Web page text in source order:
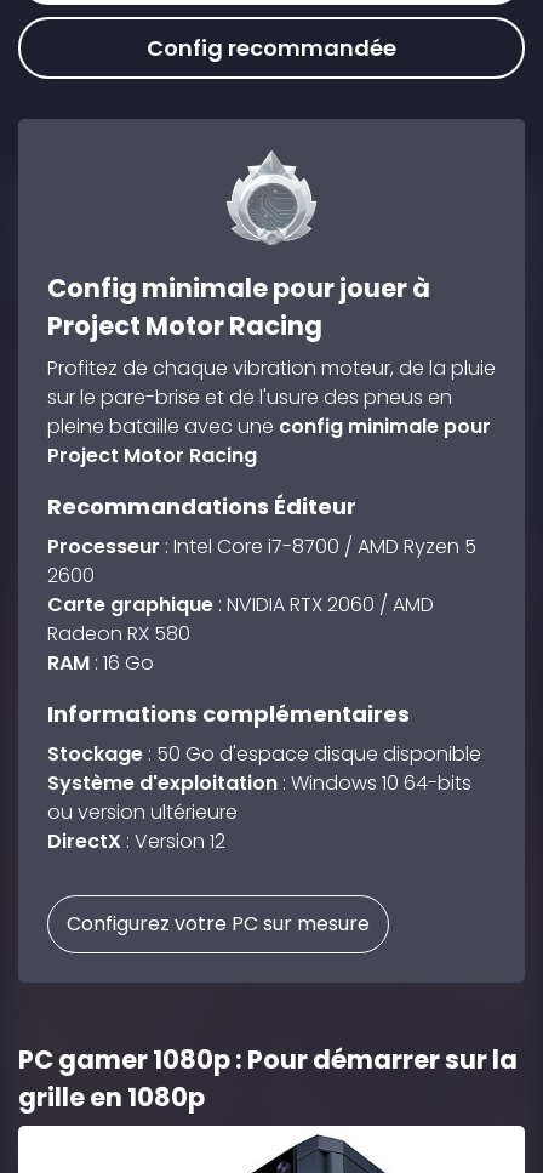
Config recommandée
Config minimale pour jouer à
Project Motor Racing
Profitez de chaque vibration moteur, de la pluie
sur le pare-brise et de l'usure des pneus en
pleine bataille avec une config minimale pour
Project Motor Racing
Recommandations Éditeur
Processeur : Intel Core i7-8700 / AMD Ryzen 5
2600
Carte graphique : NVIDIA RTX 2060 / AMD
Radeon RX 580
RAM : 16 Go
Informations complémentaires
Stockage : 50 Go d'espace disque disponible
Système d'exploitation : Windows 10 64-bits
ou version ultérieure
DirectX : Version 12
Configurez votre PC sur mesure
PC gamer 1080p : Pour démarrer sur la
grille en 1080p